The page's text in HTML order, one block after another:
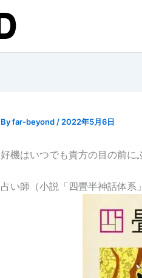
Byfar-beyond / 2022年5月6日
好機はいつでも貴方の目の前に
占い師（小説「四畳半神話体系